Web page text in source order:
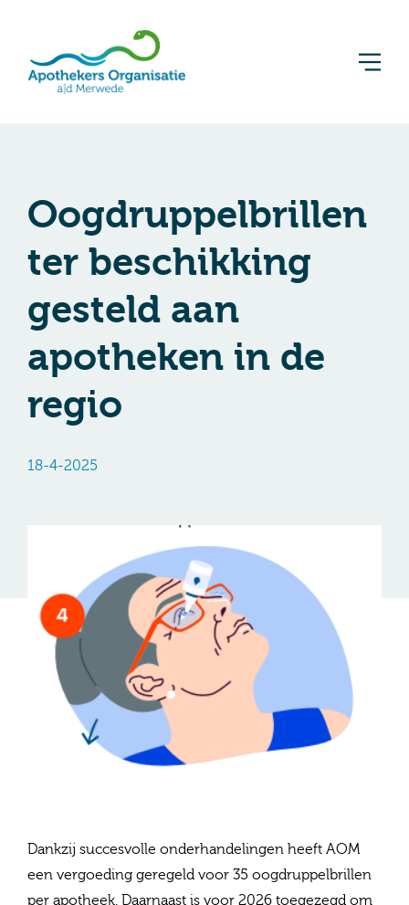
Oogdruppelbrillen
ter beschikking
gesteld aan
apotheken in de
regio
18-4-2025
Dankzij succesvolle onderhandelingen heeft AOM
een vergoeding geregeld voor 35 oogdruppelbrillen
per apotheek. Daarnaast is voor 2026 toegezegd om